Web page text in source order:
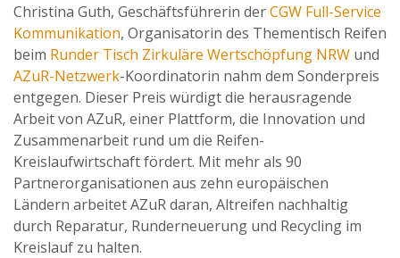
Christina Guth, Geschäftsführerin derCGW Full-Service
Kommunikation, Organisatorin des Thementisch Reifen
beim Runder Tisch Zirkuläre Wertschöpfung NRW und
AZuR-Netzwerk-Koordinatorin nahm dem Sonderpreis
entgegen. Dieser Preis würdigt die herausragende
Arbeit von AZuR, einer Plattform, die Innovation und
Zusammenarbeit rund um die Reifen-
Kreislaufwirtschaft fördert. Mit mehr als 90
Partnerorganisationen aus zehn europäischen
Ländern arbeitet AZuR daran, Altreifen nachhaltig
durch Reparatur, Runderneuerung und Recycling im
Kreislauf zu halten.